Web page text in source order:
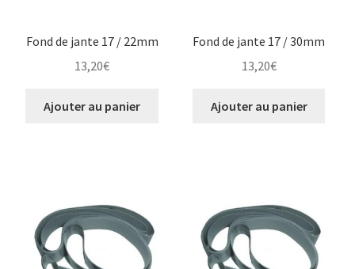
Fond de jante 17 / 22mm
13,20€
Ajouter au panier
Fond de jante 17 / 30mm
13,20€
Ajouter au panier